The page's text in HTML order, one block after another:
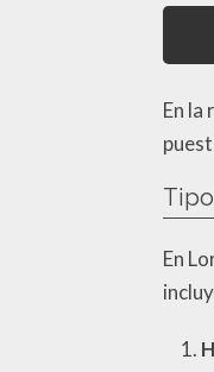
En la
En